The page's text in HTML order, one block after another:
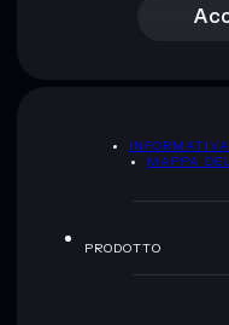
MAPPA
PRODOTTO